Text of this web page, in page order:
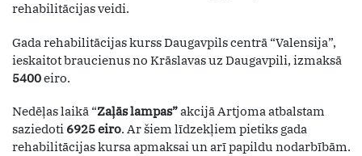
rehabilitācijas veidi.
Gada rehabilitācijas kurss Daugavpils centrā “Valensija”,
ieskaitot braucienus no Krāslavas uz Daugavpili, izmaksā
5400eiro.
Nedēļas laikā “Zaļās lampas”akcijā Artjoma atbalstam
saziedoti 6925 eiro. Ar šiem līdzekļiem pietiks gada
rehabilitācijas kursa apmaksai un arī papildu nodarbībām.